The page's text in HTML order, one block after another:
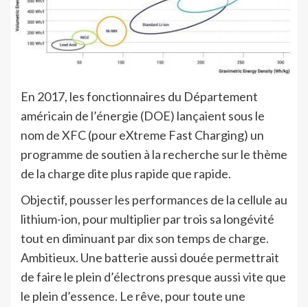
En 2017, les fonctionnaires du Département
américain de l’énergie (DOE) lançaient sous le
nom de XFC (pour eXtreme Fast Charging) un
programme de soutien à la recherche sur le thème
de la charge dite plus rapide que rapide.
Objectif, pousser les performances de la cellule au
lithium-ion, pour multiplier par trois sa longévité
tout en diminuant par dix son temps de charge.
Ambitieux. Une batterie aussi douée permettrait
de faire le plein d’électrons presque aussi vite que
le plein d’essence. Le rêve, pour toute une